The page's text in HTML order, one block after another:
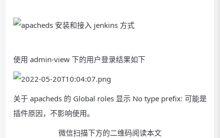
使用 admin-view 下的用户登录结果如下
关于 apacheds 的 Global roles 显示 No type prefix: 可能是
插件原因，不影响使用。
微信扫描下方的二维码阅读本文